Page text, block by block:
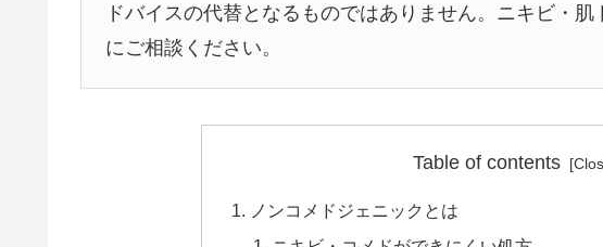
ドバイスの代替となるものではありません。ニキビ・
にご相談ください。
Table of contents
ノンコメドジェニックとは